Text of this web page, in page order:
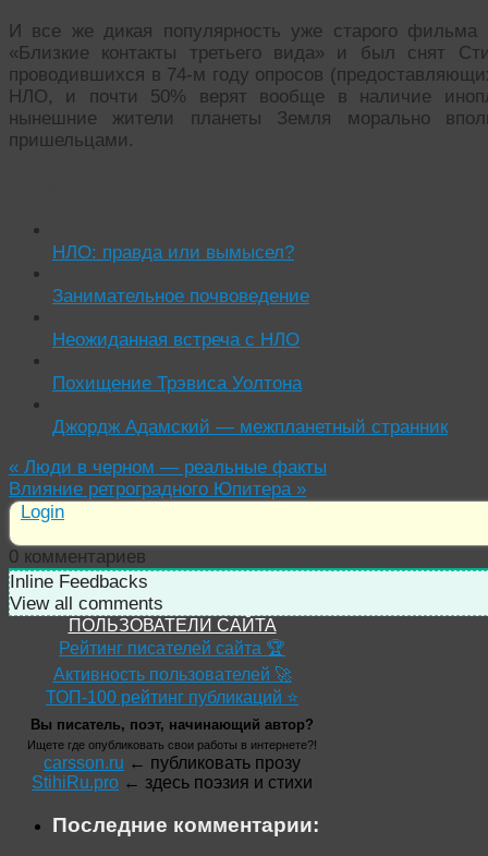
И все же дикая популярность уже старого
«Близкие контакты третьего вида» и был снят
проводившихся в 74-м году опросов
НЛО, и почти 50% верят вообще в наличие
нынешние жители планеты Земля морально
пришельцами.
НЛО: правда или вымысел?
Занимательное почвоведение
Неожиданная встреча с НЛО
Похищение Трэвиса Уолтона
Джордж Адамский — межпланетный странник
« Люди в черном — реальные факты
Влияние ретроградного Юпитера »
Login
0 комментариев
Inline Feedbacks
View all comments
ПОЛЬЗОВАТЕЛИ САЙТА
Рейтинг писателей сайта 🏆
Активность пользователей 🚀
ТОП-100 рейтинг публикаций ⭐
Вы писатель, поэт, начинающий автор?
Ищете где опубликовать свои работы в интернете?!
carsson.ru ← публиковать прозу
StihiRu.pro ← здесь поэзия и стихи
Последние комментарии: